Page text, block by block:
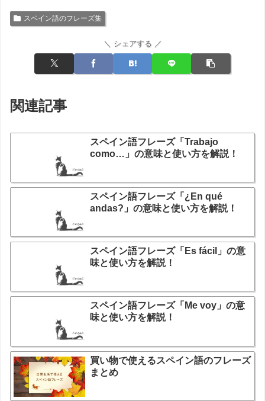
スペイン語のフレーズ集
＼ シェアする ／
関連記事
スペイン語フレーズ「Trabajo
como…」の意味と使い方を解説！
スペイン語フレーズ「¿En qué
andas?」の意味と使い方を解説！
スペイン語フレーズ「Es fácil」の意
味と使い方を解説！
スペイン語フレーズ「Me voy」の意
味と使い方を解説！
買い物で使えるスペイン語のフレーズ
まとめ